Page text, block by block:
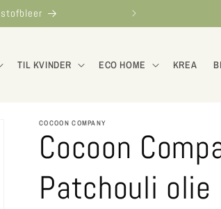
TIL KVINDER ECO HOME KREA
COCOON COMPANY
Cocoon
Patchouli olie